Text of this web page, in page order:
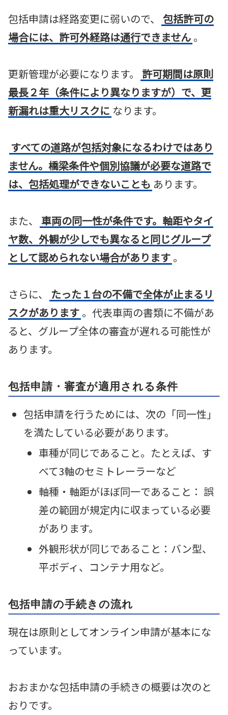
包括申請は経路変更に弱いので、
包括許可の
場合には、許可外経路は通行できません 。
更新管理が必要になります。
許可期間は原則
最長２年（条件により異なりますが）で、更
新漏れは重大リスクに なります。
すべての道路が包括対象になるわけではあり
ません。橋梁条件や個別協議が必要な道路で
は、包括処理ができないことも あります。
また、
車両の同一性が条件です。軸距やタイ
ヤ数、外観が少しでも異なると同じグループ
として認められない場合があります 。
さらに、
たった１台の不備で全体が止まるリ
スクがあります 。代表車両の書類に不備があ
ると、グループ全体の審査が遅れる可能性が
あります。
包括申請・審査が適用される条件
包括申請を行うためには、次の「同一性」
を満たしている必要があります。
車種が同じであること。たとえば、す
べて3軸のセミトレーラーなど
軸種・軸距がほぼ同一であること： 誤
差の範囲が規定内に収まっている必要
があります。
外観形状が同じであること：バン型、
平ボディ、コンテナ用など。
包括申請の手続きの流れ
現在は原則としてオンライン申請が基本にな
っています。
おおまかな包括申請の手続きの概要は次のと
おりです。